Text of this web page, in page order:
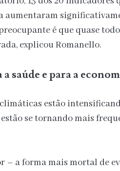
aumentaram
é que quase
explicou Romanello.
saúde e para a
estão
se tornando mais
– a forma mais mortal de